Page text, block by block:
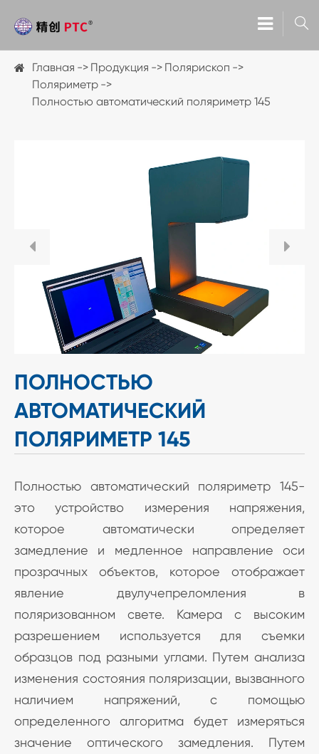

Главная Продукция
Полярископ
Поляриметр
Полностью автоматический поляриметр 145
ПОЛНОСТЬЮ
АВТОМАТИЧЕСКИЙ
ПОЛЯРИМЕТР 145
Полностью автоматический поляриметр 145-
это устройство измерения напряжения,
которое автоматически определяет
замедление и медленное направление оси
прозрачных объектов, которое отображает
явление двулучепреломления в
поляризованном свете. Камера с высоким
разрешением используется для съемки
образцов под разными углами. Путем анализа
изменения состояния поляризации, вызванного
наличием напряжений, с помощью
определенного алгоритма будет измеряться
значение оптического замедления. Путем